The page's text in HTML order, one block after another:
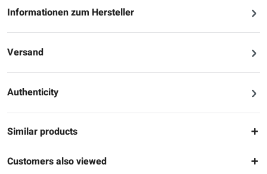
Informationen zum Hersteller
Versand
Authenticity
Similar products
Customers also viewed